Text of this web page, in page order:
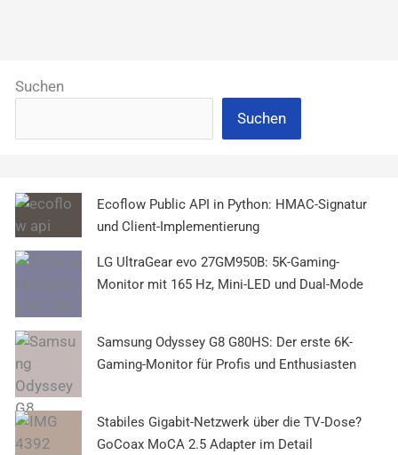
Suchen
Suchen
Ecoflow Public API in Python: HMAC-Signatur
und Client-Implementierung
LG UltraGear evo 27GM950B: 5K-Gaming-
Monitor mit 165 Hz, Mini-LED und Dual-Mode
Samsung Odyssey G8 G80HS: Der erste 6K-
Gaming-Monitor für Profis und Enthusiasten
Stabiles Gigabit-Netzwerk über die TV-Dose?
GoCoax MoCA 2.5 Adapter im Detail